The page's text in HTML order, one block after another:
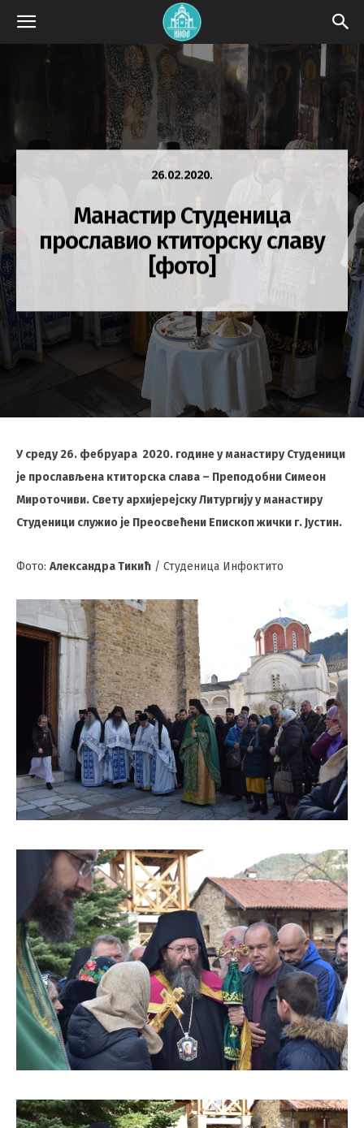
26.02.2020.
Манастир Студеница
прославио ктиторску славу
[фото]
У среду 26. фебруара 2020. године у манастиру Студеници
је прослављена ктиторска слава – Преподобни Симеон
Мироточиви. Свету архијерејску Литургију у манастиру
Студеници служио је Преосвећени Епископ жички г. Јустин.
Фото: Александра Тикић / Студеница Инфоктито